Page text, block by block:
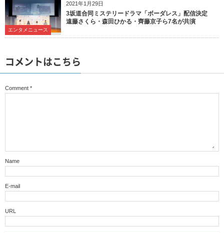
2021年1月29日
エンタメニュース
3坂道合同ミステリードラマ「ボーダレス」配信決定
遠藤さくら・森田ひかる・齊藤京子ら7名が共演
コメントはこちら
Comment *
Name
E-mail
URL